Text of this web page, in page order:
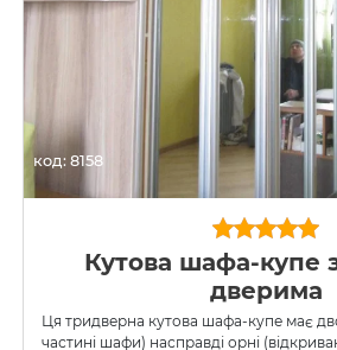
код: 8158
Кутова шафа-купе
дверима
Ця тридверна кутова шафа-купе має
частині шафи) насправді орні